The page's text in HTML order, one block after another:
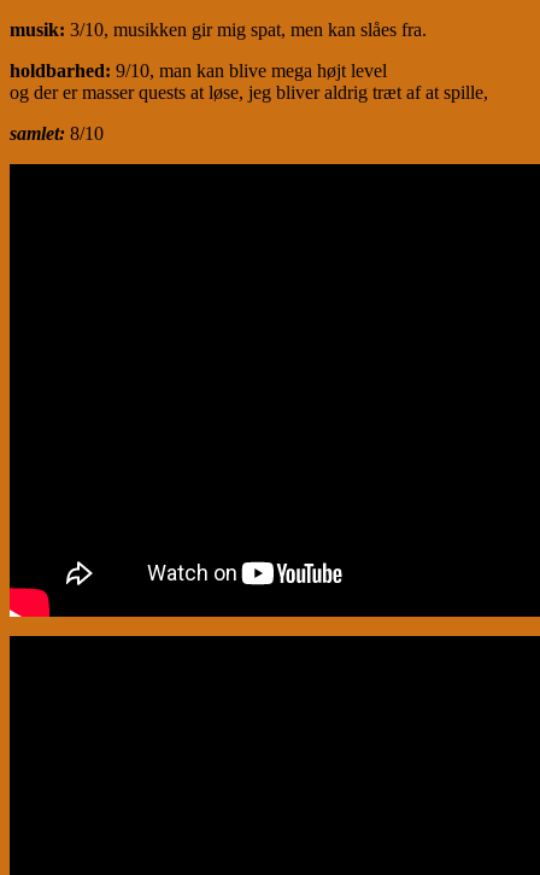
musik: 3/10, musikken gir mig spat, men kan slåes fra.
holdbarhed: 9/10, man kan blive mega højt level
og der er masser quests at løse, jeg bliver aldrig træt af at spille,
samlet: 8/10